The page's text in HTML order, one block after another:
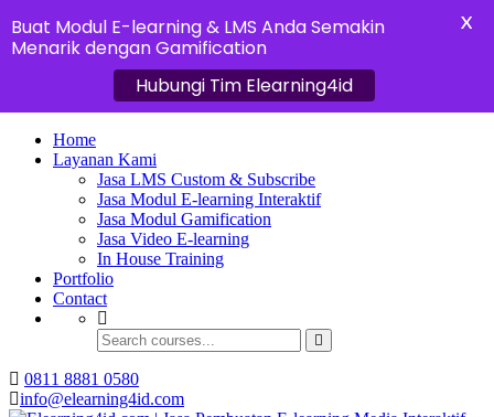
Home
Layanan Kami
Jasa LMS Custom & Subscribe
Jasa Modul E-learning Interaktif
Jasa Modul Gamification
Jasa Video E-learning
In House Training
Portfolio
Contact
0811 8881 0580
info@elearning4id.com
Buat Modul E-learning & LMS Anda Semakin
Menarik dengan Gamification
Hubungi Tim Elearning4id
X